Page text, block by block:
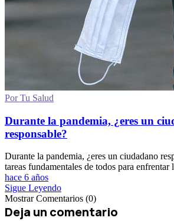
Por Tu Salud
Durante la pandemia, ¿eres un
responsable?
Durante la pandemia, ¿eres un ciudadano
tareas fundamentales de todos para enfrentar
hace 6 años
Sigue Leyendo
Mostrar Comentarios (0)
Deja un comentario